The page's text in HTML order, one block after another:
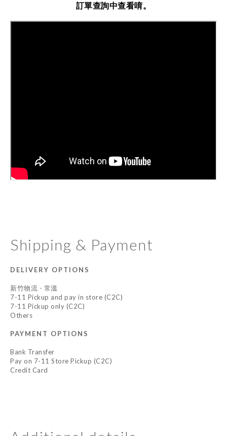
訂單查詢中查看唷。
Shipping & Payment
DELIVERY OPTIONS
新竹物流 - 常溫
7-11 Pickup and pay in store (C2C)
7-11 Pickup only (C2C)
Others
PAYMENT OPTIONS
Bank Transfer
Pay on 7-11 Store Pickup (C2C)
Credit Card